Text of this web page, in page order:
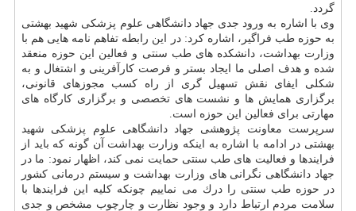
گردد.
وی با اشاره به ورود جدی جهاد دانشگاهی علوم پزشكی شهید بهشتی
به حوزه طب فراگیر، اشاره كرد: در این رابطه تفاهم نامه هایی هم با
وزارت بهداشت، دانشكده های طب سنتی و فعالین این حوزه منعقد
شده و هدف اصلی ما ایجاد بستر و فرصت كارآفرینی و اشتغال و به
شكلی ایفای نقش تسهیل گری از راه كسب مجوزهای قانونی،
برگزاری همایش ها و نشست های تخصصی و برگزاری كارگاه های
مهارتی برای فعالین این حوزه است.
سرپرست معاونت پژوهشی جهاد دانشگاهی علوم پزشكی شهید
بهشتی در ادامه با اشاره به اینكه وزارت بهداشت آن گونه كه باید از
فرایندها و فعالیت های طب سنتی حمایت نمی كند، اظهار نمود: ما در
جهاد دانشگاهی نگرانی های وزارت بهداشت و سیستم درمانی كشور
در حوزه طب سنتی را درك می نماییم چونكه كلیه این فرایندها با
سلامت مردم ارتباط دارد و وجود نظارت و چارچوب مشخص و جدی